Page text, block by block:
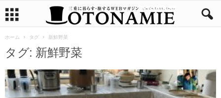
ホーム タグ 新鮮野菜
タグ: 新鮮野菜